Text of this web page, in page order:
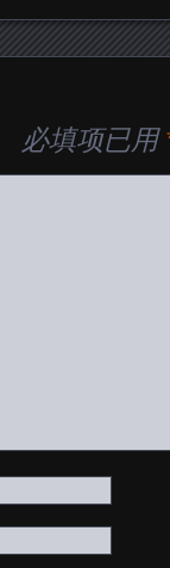
必填项已用